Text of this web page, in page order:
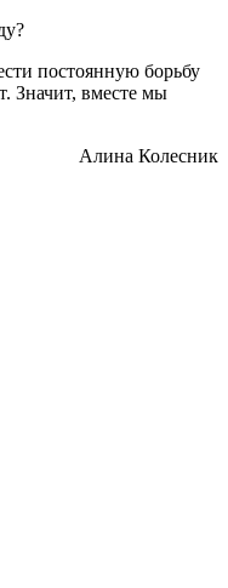
постоянную борьбу
Значит, вместе мы
Алина Колесник